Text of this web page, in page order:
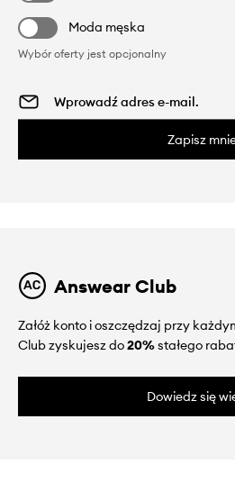
Moda męska
Wybór oferty jest opcjonalny
Zapisz
Answear Club
Załóż konto i oszczędzaj przy
Club zyskujesz do20%stałego
Dowiedz się